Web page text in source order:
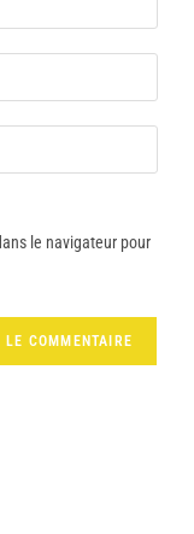
le navigateur pour